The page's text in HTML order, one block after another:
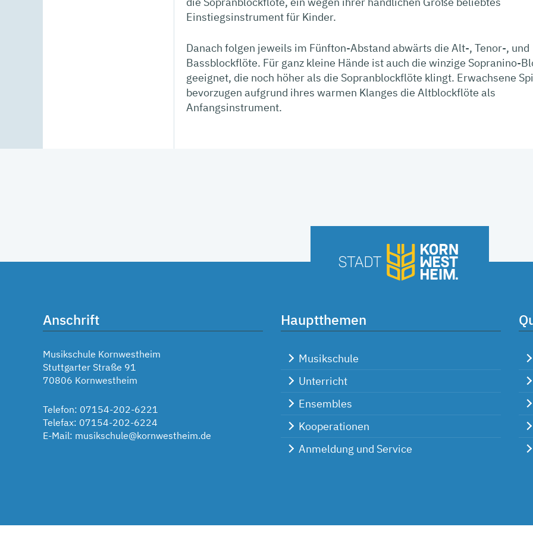
Einstiegsinstrument für Kinder.
Danach folgen jeweils im Fünfton-Abstand abwärts die Alt-, Tenor-, und
Bassblockflöte. Für ganz kleine Hände ist auch die winzige Sopranino-
geeignet, die noch höher als die Sopranblockflöte klingt. Erwachsene
bevorzugen aufgrund ihres warmen Klanges die Altblockflöte als
Anfangsinstrument.
Anschrift
Musikschule Kornwestheim
Stuttgarter Straße 91
70806 Kornwestheim
Telefon: 07154-202-6221
Telefax: 07154-202-6224
E-Mail: musikschule@kornwestheim.de
Hauptthemen
Musikschule
Unterricht
Ensembles
Kooperationen
Anmeldung und Service